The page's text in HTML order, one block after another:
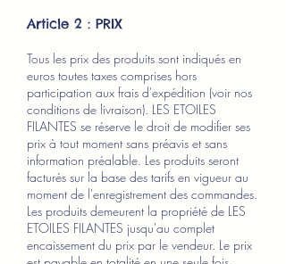
Article 2 : PRIX
Tous les prix des produits sont indiqués en
euros toutes taxes comprises hors
participation aux frais d'expédition (voir nos
conditions de livraison). LES ETOILES
FILANTES se réserve le droit de modifier ses
prix à tout moment sans préavis et sans
information préalable. Les produits seront
facturés sur la base des tarifs en vigueur au
moment de l'enregistrement des commandes.
Les produits demeurent la propriété de LES
ETOILES FILANTES jusqu'au complet
encaissement du prix par le vendeur. Le prix